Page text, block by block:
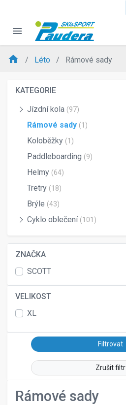
menu
home Léto Rámové sady
KATEGORIE
Jízdní kola (97)
Rámové sady (1)
Koloběžky (1)
Paddleboarding (9)
Helmy (64)
Tretry (18)
Brýle (43)
Cyklo oblečení (101)
ZNAČKA
SCOTT
VELIKOST
XL
Zrušit filtr
Rámové sady